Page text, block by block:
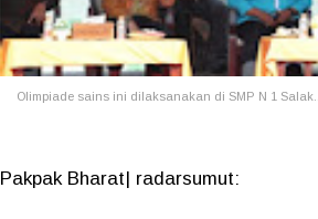
Olimpiade sains ini dilaksanakan di SMP N 1 Salak..
Pakpak Bharat| radarsumut: